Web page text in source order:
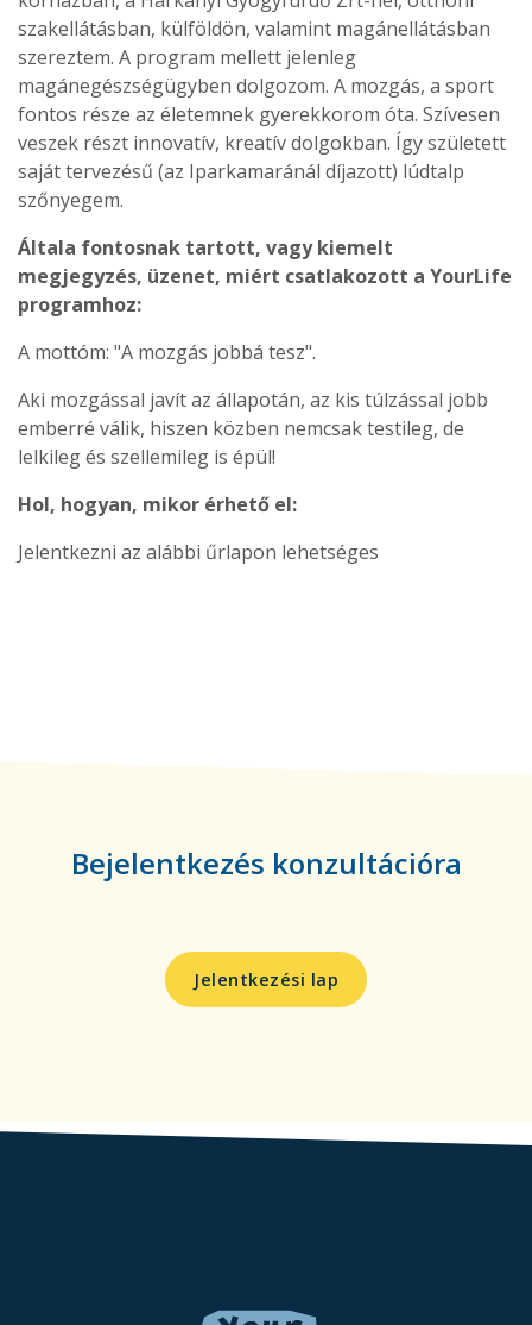
szakellátásban, külföldön, valamint magánellátásban
szereztem. A program mellett jelenleg
magánegészségügyben dolgozom. A mozgás, a sport
fontos része az életemnek gyerekkorom óta. Szívesen
veszek részt innovatív, kreatív dolgokban. Így született
saját tervezésű (az Iparkamaránál díjazott) lúdtalp
szőnyegem.
Általa fontosnak tartott, vagy kiemelt
megjegyzés, üzenet, miért csatlakozott a YourLife
programhoz:
A mottóm: "A mozgás jobbá tesz".
Aki mozgással javít az állapotán, az kis túlzással jobb
emberré válik, hiszen közben nemcsak testileg, de
lelkileg és szellemileg is épül!
Hol, hogyan, mikor érhető el:
Jelentkezni az alábbi űrlapon lehetséges
Bejelentkezés konzultációra
Jelentkezési lap